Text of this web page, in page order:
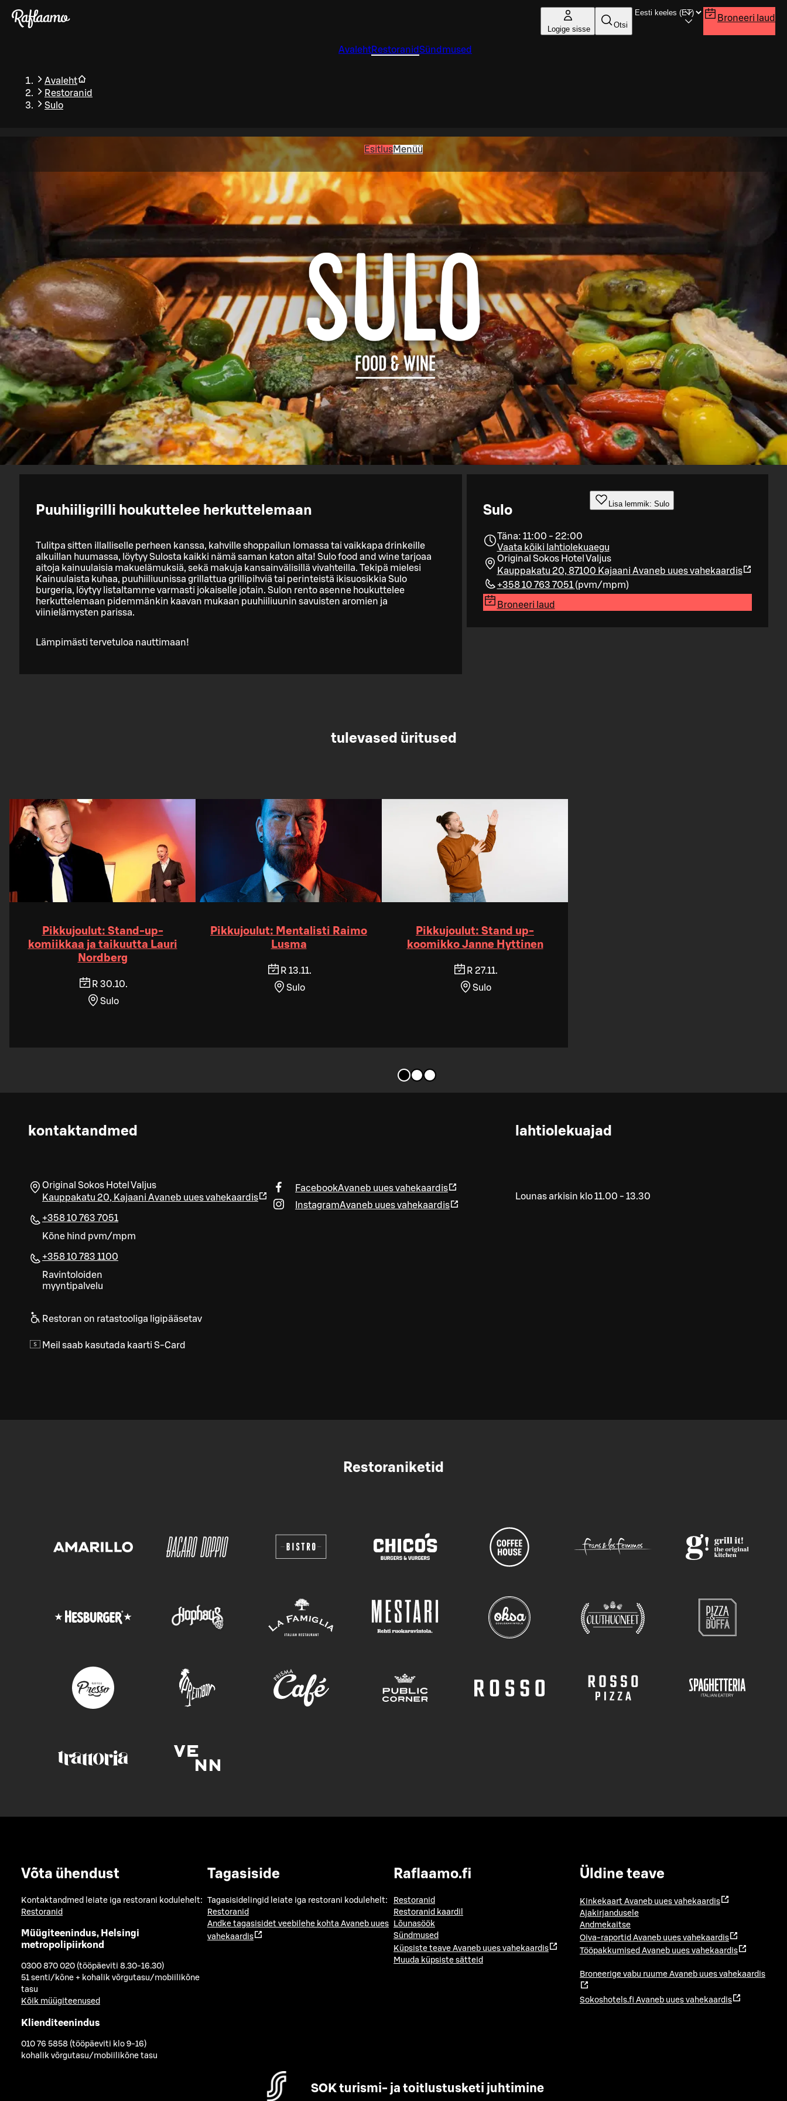
Liigu peamise sisu juurde
Logige sisse Otsi
Broneeri laud
AvalehtRestoranidSündmused
Avaleht
Restoranid
Sulo
EsitlusMenüü
Sulo Lisa lemmik: Sulo
Täna: 11:00 - 22:00
Vaata kõiki lahtiolekuaegu
Original Sokos Hotel Valjus
Kauppakatu 20, 87100 Kajaani Avaneb uues vahekaardis
+358 10 763 7051 (pvm/mpm)
Broneeri laud
Puuhiiligrilli houkuttelee herkuttelemaan
Tulitpa sitten illalliselle perheen kanssa, kahville shoppailun lomassa tai vaikkapa drinkeille
alkuillan huumassa, löytyy Sulosta kaikki nämä saman katon alta! Sulo food and wine tarjoaa
aitoja kainuulaisia makuelämuksiä, sekä makuja kansainvälisillä vivahteilla. Tekipä mielesi
Kainuulaista kuhaa, puuhiiliuunissa grillattua grillipihviä tai perinteistä ikisuosikkia Sulo
burgeria, löytyy listaltamme varmasti jokaiselle jotain. Sulon rento asenne houkuttelee
herkuttelemaan pidemmänkin kaavan mukaan puuhiiliuunin savuisten aromien ja
viinielämysten parissa.
Lämpimästi tervetuloa nauttimaan!
tulevased üritused
Pikkujoulut: Stand-up-
komiikkaa ja taikuutta Lauri
Nordberg
R 30.10.
Sulo
Pikkujoulut: Mentalisti Raimo
Lusma
R 13.11.
Sulo
Pikkujoulut: Stand up-
koomikko Janne Hyttinen
R 27.11.
Sulo
kontaktandmed
Original Sokos Hotel Valjus
Kauppakatu 20, Kajaani Avaneb uues vahekaardis
+358 10 763 7051
Kõne hind pvm/mpm
+358 10 783 1100
Ravintoloiden
myyntipalvelu
Restoran on ratastooliga ligipääsetav
Meil saab kasutada kaarti S-Card
FacebookAvaneb uues vahekaardis
InstagramAvaneb uues vahekaardis
lahtiolekuajad
Lounas arkisin klo 11.00 - 13.30
Restoraniketid
Võta ühendust
Kontaktandmed leiate iga restorani kodulehelt:
Restoranid
Müügiteenindus, Helsingi
metropolipiirkond
0300 870 020 (tööpäeviti 8.30-16.30)
51 senti/kõne + kohalik võrgutasu/mobiilikõne
tasu
Kõik müügiteenused
Klienditeenindus
010 76 5858 (tööpäeviti klo 9-16)
kohalik võrgutasu/mobiilikõne tasu
Tagasiside
Tagasisidelingid leiate iga restorani kodulehelt:
Restoranid
Andke tagasisidet veebilehe kohta Avaneb uues
vahekaardis
Raflaamo.fi
Restoranid
Restoranid kaardil
Lõunasöök
Sündmused
Küpsiste teave Avaneb uues vahekaardis
Muuda küpsiste sätteid
Üldine teave
Kinkekaart Avaneb uues vahekaardis
Ajakirjandusele
Andmekaitse
Oiva-raportid Avaneb uues vahekaardis
Tööpakkumised Avaneb uues vahekaardis
Broneerige vabu ruume Avaneb uues vahekaardis
Sokoshotels.fi Avaneb uues vahekaardis
SOK turismi- ja toitlustusketi juhtimine